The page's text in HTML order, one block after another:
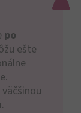
po
ešte
.